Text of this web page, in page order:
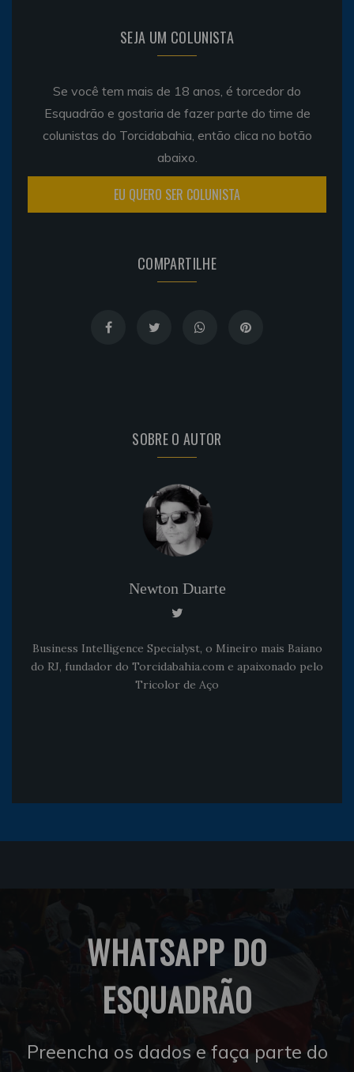
SEJA UM COLUNISTA
Se você tem mais de 18 anos, é torcedor do
Esquadrão e gostaria de fazer parte do time de
colunistas do Torcidabahia, então clica no botão
abaixo.
EU QUERO SER COLUNISTA
COMPARTILHE
SOBRE O AUTOR
Newton Duarte
Business Intelligence Specialyst, o Mineiro mais Baiano
do RJ, fundador do Torcidabahia.com e apaixonado pelo
Tricolor de Aço
WHATSAPP DO
ESQUADRÃO
Preencha os dados e faça parte do